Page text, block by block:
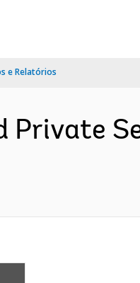
e Relatórios
Private